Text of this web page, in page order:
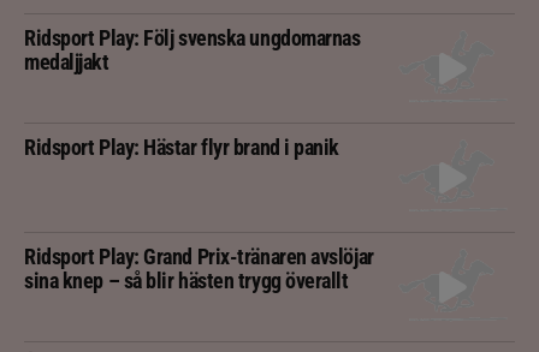
Ridsport Play: Följ svenska ungdomarnas
medaljjakt
Ridsport Play: Hästar flyr brand i panik
Ridsport Play: Grand Prix-tränaren avslöjar
sina knep – så blir hästen trygg överallt